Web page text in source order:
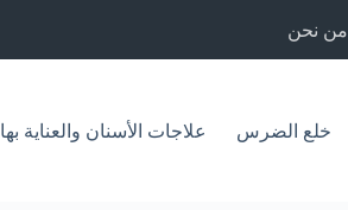
من نحن
خلع الضرس علاجات الأسنان والعناية بها